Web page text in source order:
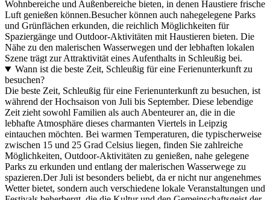
Wohnbereiche und Außenbereiche bieten, in denen Haustiere frische
Luft genießen können.Besucher können auch nahegelegene Parks
und Grünflächen erkunden, die reichlich Möglichkeiten für
Spaziergänge und Outdoor-Aktivitäten mit Haustieren bieten. Die
Nähe zu den malerischen Wasserwegen und der lebhaften lokalen
Szene trägt zur Attraktivität eines Aufenthalts in Schleußig bei.
Wann ist die beste Zeit, Schleußig für eine Ferienunterkunft zu
besuchen?
Die beste Zeit, Schleußig für eine Ferienunterkunft zu besuchen, ist
während der Hochsaison von Juli bis September. Diese lebendige
Zeit zieht sowohl Familien als auch Abenteurer an, die in die
lebhafte Atmosphäre dieses charmanten Viertels in Leipzig
eintauchen möchten. Bei warmen Temperaturen, die typischerweise
zwischen 15 und 25 Grad Celsius liegen, finden Sie zahlreiche
Möglichkeiten, Outdoor-Aktivitäten zu genießen, nahe gelegene
Parks zu erkunden und entlang der malerischen Wasserwege zu
spazieren.Der Juli ist besonders beliebt, da er nicht nur angenehmes
Wetter bietet, sondern auch verschiedene lokale Veranstaltungen und